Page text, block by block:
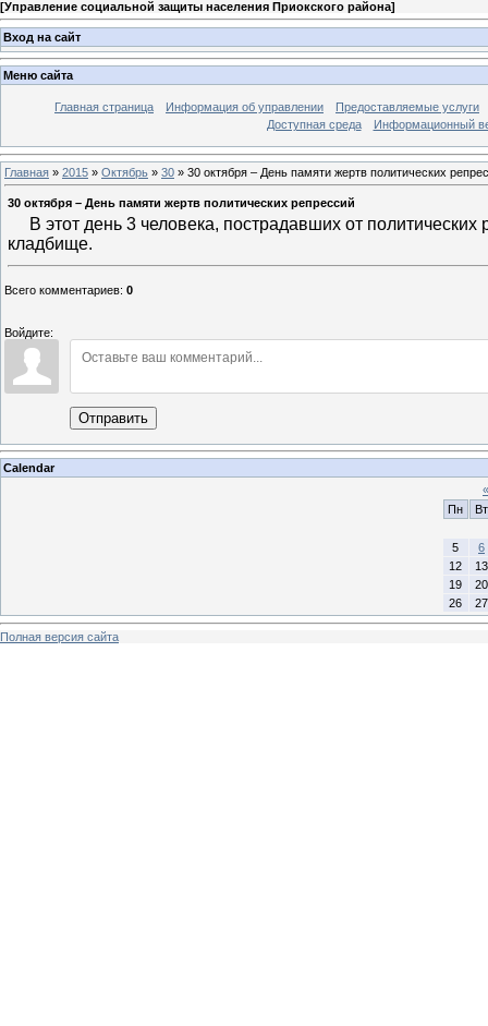
[Управление социальной защиты населения Приокского района]
Вход на сайт
Меню сайта
Главная страница Информация об управлении
Предоставляемые услуги
Доступная среда
Информационный
Главная » 2015 » Октябрь » 30 » 30 октября – День памяти жертв политических
30 октября – День памяти жертв политических репрессий
В этот день 3 человека, пострадавших от
кладбище.
Всего комментариев: 0
Войдите:
Отправить
Calendar
«
Пн
Вт
5
6
12
13
19
20
26
27
Полная версия сайта